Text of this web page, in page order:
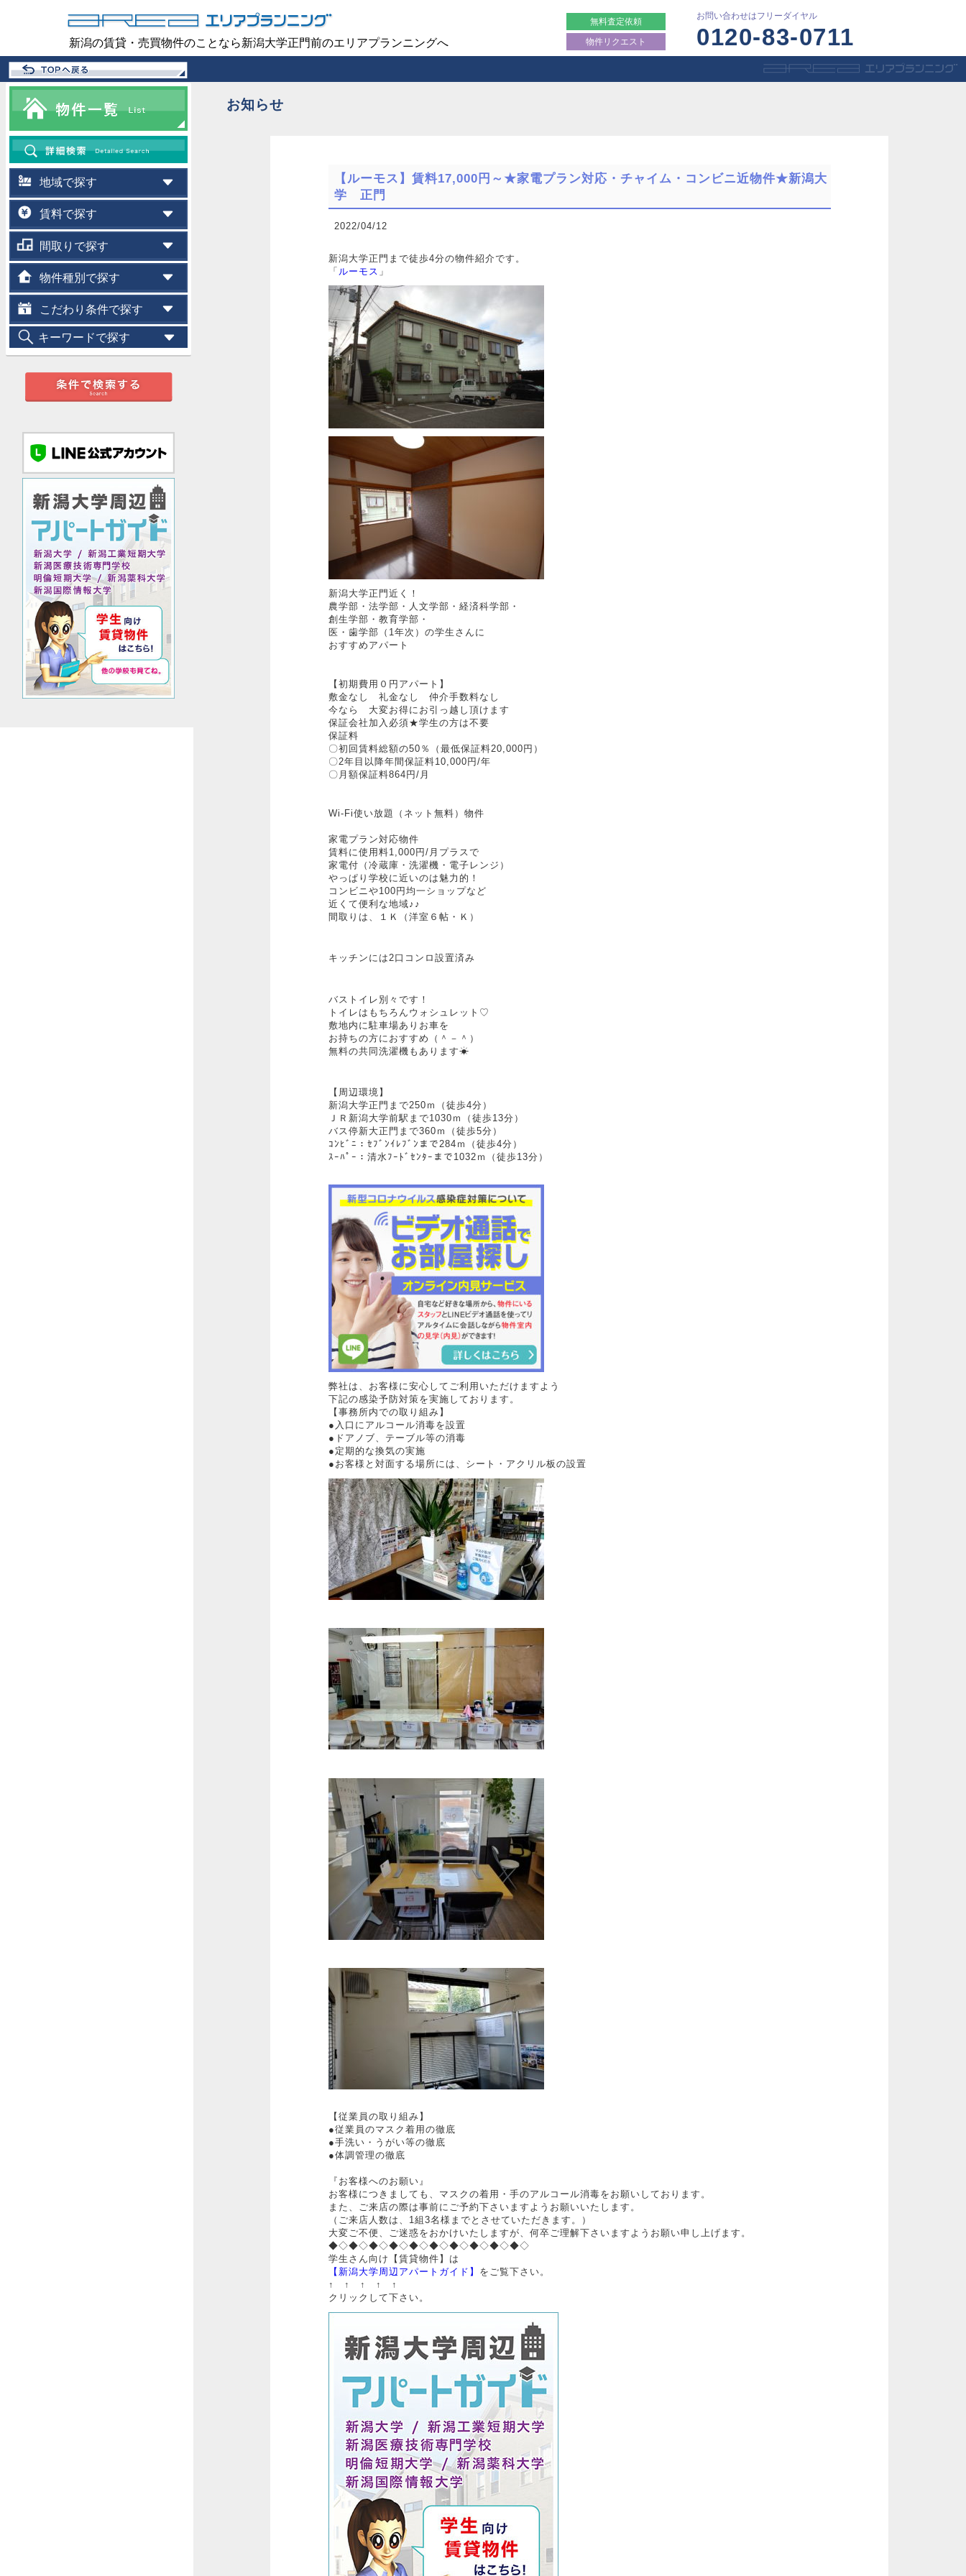
新潟の賃貸・売買物件のことなら新潟大学正門前のエリアプランニングへ
無料査定依頼
物件リクエスト
お問い合わせはフリーダイヤル
0120-83-0711
お知らせ
【ルーモス】賃料17,000円～★家電プラン対応・チャイム・コンビニ近物件★新潟大
学 正門
2022/04/12
新潟大学正門まで徒歩4分の物件紹介です。
「 ルーモス 」
新潟大学正門近く！
農学部・法学部・人文学部・経済科学部・
創生学部・教育学部・
医・歯学部（1年次）の学生さんに
おすすめアパート
【初期費用０円アパート】
敷金なし 礼金なし 仲介手数料なし
今なら 大変お得にお引っ越し頂けます
保証会社加入必須★学生の方は不要
保証料
〇初回賃料総額の50％（最低保証料20,000円）
〇2年目以降年間保証料10,000円/年
〇月額保証料864円/月
Wi-Fi使い放題（ネット無料）物件
家電プラン対応物件
賃料に使用料1,000 円 / 月プラスで
家電付（冷蔵庫・洗濯機・電子レンジ）
やっぱり学校に近いのは魅力的！
コンビニや100円均一ショップなど
近くて便利な地域♪♪
間取りは、１Ｋ（洋室６帖・Ｋ）
キッチンには2口コンロ設置済み
バストイレ別々です！
トイレはもちろんウォシュレット♡
敷地内に駐車場ありお車を
お持ちの方におすすめ（＾－＾）
無料の共同洗濯機もあります☀
【周辺環境】
新潟大学正門まで250ｍ（徒歩4分）
ＪＲ新潟大学前駅まで1030ｍ（徒歩13分）
バス停新大正門まで360ｍ（徒歩5分）
ｺﾝﾋﾞﾆ：ｾﾌﾞﾝｲﾚﾌﾞﾝまで284ｍ（徒歩4分）
ｽｰﾊﾟｰ：清水ﾌｰﾄﾞｾﾝﾀｰまで1032ｍ（徒歩13分）
弊社は、お客様に安心してご利用いただけますよう
下記の感染予防対策を実施しております。
【事務所内での取り組み】
●入口にアルコール消毒を設置
●ドアノブ、テーブル等の消毒
●定期的な換気の実施
●お客様と対面する場所には、シート・アクリル板の設置
【従業員の取り組み】
●従業員のマスク着用の徹底
●手洗い・うがい等の徹底
●体調管理の徹底
『お客様へのお願い』
お客様につきましても、マスクの着用・手のアルコール消毒をお願いしております。
また、ご来店の際は事前にご予約下さいますようお願いいたします。
（ご来店人数は、1組3名様までとさせていただきます。）
大変ご不便、ご迷惑をおかけいたしますが、何卒ご理解下さいますようお願い申し上げます。
◆◇◆◇◆◇◆◇◆◇◆◇◆◇◆◇◆◇◆◇
学生さん向け【賃貸物件】は
【新潟大学周辺アパートガイド】 をご覧下さい。
↑ ↑ ↑ ↑ ↑
クリックして下さい。
地域で探す
賃料で探す
間取りで探す
物件種別で探す
こだわり条件で探す
キーワードで探す